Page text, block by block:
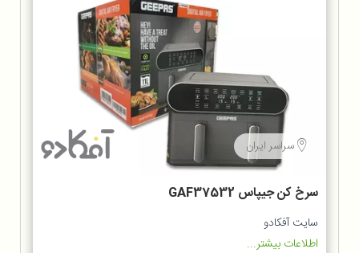
سراسر ایران
سرخ کن جیپاس GAF37532
سایت آفکادو
اطلاعات بیشتر...